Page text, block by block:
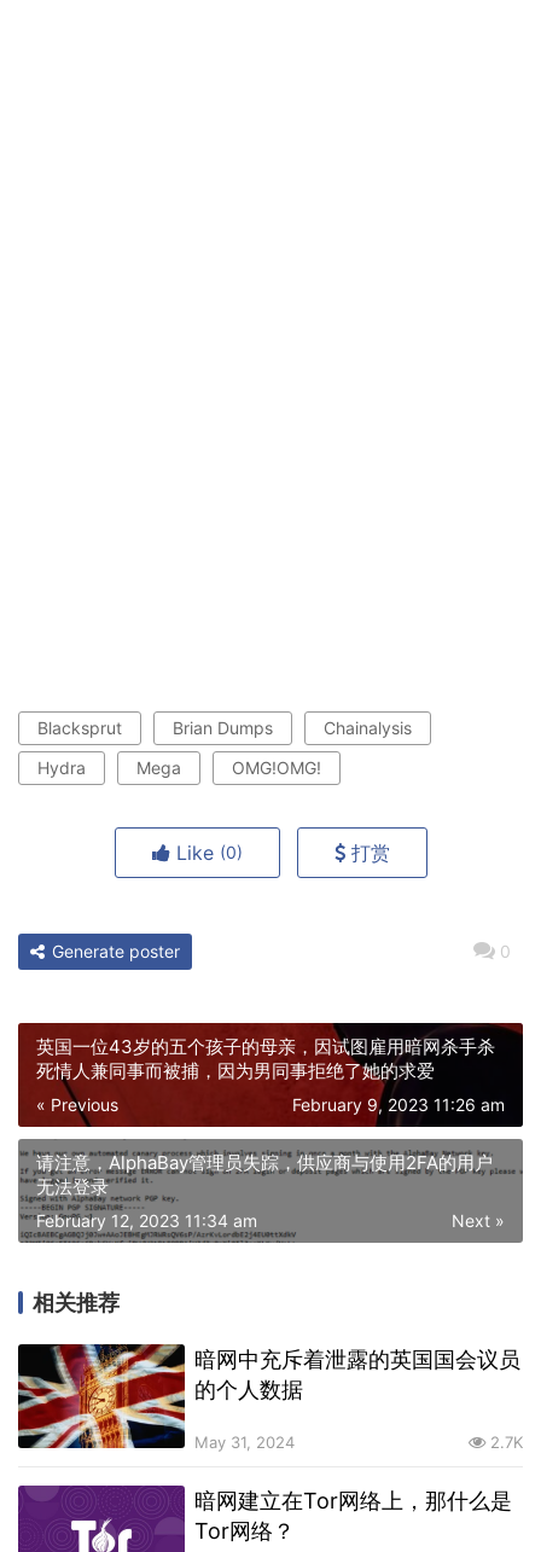
Blacksprut Brian Dumps
Chainalysis
Hydra
Mega OMG!OMG!
Like (0) 打赏
0
Generate poster
英国一位43岁的五个孩子的母亲，因试图雇用暗网杀手杀
死情人兼同事而被捕，因为男同事拒绝了她的求爱
« Previous February 9, 2023 11:26 am
请注意，AlphaBay管理员失踪，供应商与使用2FA的用户
无法登录
Next »
February 12, 2023 11:34 am
相关推荐
暗网中充斥着泄露的英国国会议员
的个人数据
May 31, 2024 2.7K
暗网建立在Tor网络上，那什么是
Tor网络？